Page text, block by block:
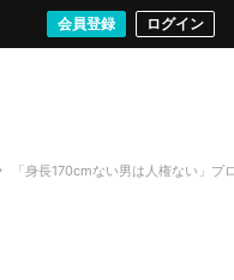
会員登録 ログイン
音楽・映像 ゲームストリート
「身長170cmない男は人権ない」